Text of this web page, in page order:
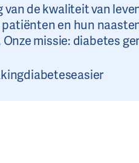
de kwaliteit van
en hun
missie: diabetes